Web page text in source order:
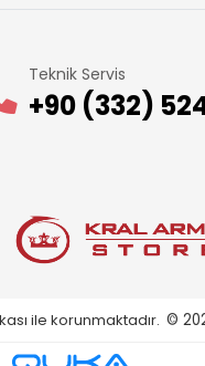
Teknik Servis
+90 (332)
ile korunmaktadır. ©